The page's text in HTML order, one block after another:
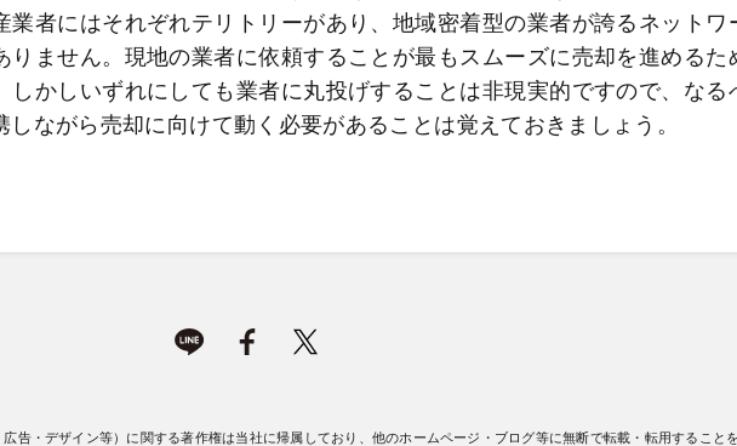
業者にはそれぞれテリトリーがあり、地域密着型の業者が誇るネットワ
りません。現地の業者に依頼することが最もスムーズに売却を進めるた
しかしいずれにしても業者に丸投げすることは非現実的ですので、なる
しながら売却に向けて動く必要があることは覚えておきましょう。
告・デザイン等）に関する著作権は当社に帰属しており、他のホームページ・ブログ等に無断で転載・転用すること